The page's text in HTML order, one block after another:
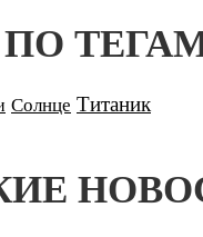
Солнце Титаник